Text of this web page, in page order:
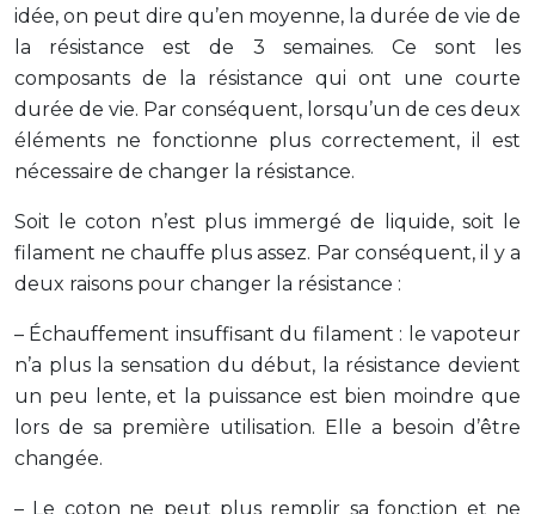
idée, on peut dire qu’en moyenne, la durée de vie de
la résistance est de 3 semaines. Ce sont les
composants de la résistance qui ont une courte
durée de vie. Par conséquent, lorsqu’un de ces deux
éléments ne fonctionne plus correctement, il est
nécessaire de changer la résistance.
Soit le coton n’est plus immergé de liquide, soit le
filament ne chauffe plus assez. Par conséquent, il y a
deux raisons pour changer la résistance :
– Échauffement insuffisant du filament : le vapoteur
n’a plus la sensation du début, la résistance devient
un peu lente, et la puissance est bien moindre que
lors de sa première utilisation. Elle a besoin d’être
changée.
– Le coton ne peut plus remplir sa fonction et ne